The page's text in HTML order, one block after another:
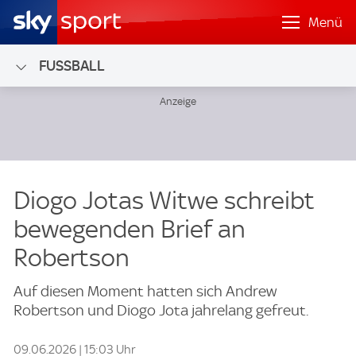
Menü
FUSSBALL
Diogo Jotas Witwe schreibt
bewegenden Brief an
Robertson
Auf diesen Moment hatten sich Andrew
Robertson und Diogo Jota jahrelang gefreut.
09.06.2026 | 15:03 Uhr